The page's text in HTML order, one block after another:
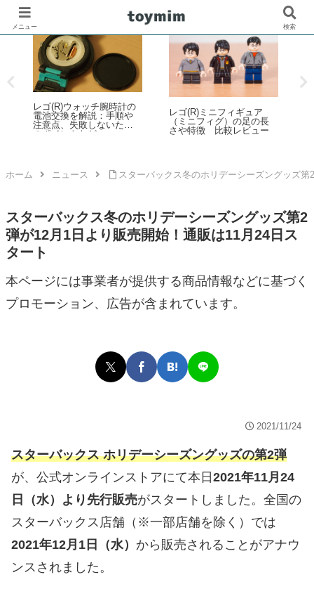
レゴ(R)ウォッチ腕時計の
電池交換を解説：手順や
注意点、失敗しないため
のポイントなど
レゴ(R)ミニフィギュア
（ミニフィグ）の足の長
さや特徴 比較レビュー
ホーム ニュース スターバックス冬のホリデーシーズングッズ
スターバックス冬のホリデーシーズングッズ第2
弾が12月1日より販売開始！通販は11月24日ス
タート
本ページには事業者が提供する商品情報などに基づく
プロモーション、広告が含まれています。
2021/11/24
スターバックス ホリデーシーズングッズの第2弾
が、公式オンラインストアにて本日 2021年11月24
日（水）より先行販売がスタートしました。全国の
スターバックス店舗（※一部店舗を除く）では
2021年12月1日（水） から販売されることがアナウ
ンスされました。
メニュー 検索